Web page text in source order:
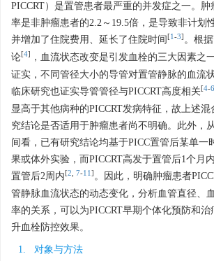
PICCRT）是置管患者最严重的并发症之一。肿
率是非肿瘤患者的2.2～19.5倍，是导致非计划
并增加了住院费用、延长了住院时间 [1-3] 。根
论[4]
，血流状态改变是引发血栓的三大因素之
证实，不同管径大小的导管对置管静脉的血流
临床研究也证实导管管径与PICCRT高度相关[4-6
显高于其他病种的PICCRT发病特征，故上述
究结论是否适用于肿瘤患者尚不明确。此外，
间看，已有研究结论均基于PICC置管后某单一
果或体外实验，而PICCRT高发于置管后1个月
置管后2周内[2, 7-11] 。因此，明确肿瘤患者
管静脉血流状态的动态变化，分析血管直径、
率的关系，可以为PICCRT早期个体化预防和
升血栓防控效果。
1. 对象与方法